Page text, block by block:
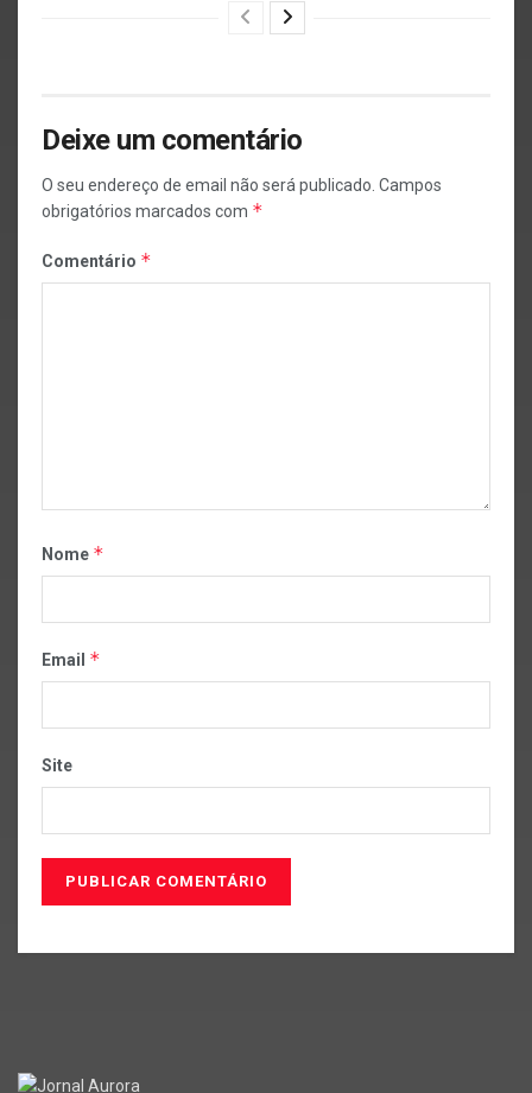
Deixe um comentário
O seu endereço de email não será publicado. Campos
obrigatórios marcados com *
Comentário *
Nome *
Email *
Site